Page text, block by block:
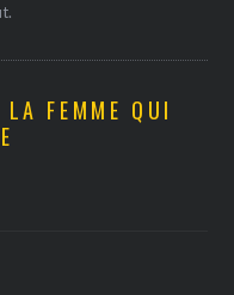
FEMME QUI